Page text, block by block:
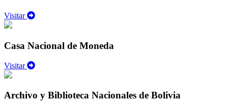
Visitar
Casa Nacional de Moneda
Visitar
Archivo y Biblioteca Nacionales de Bolivia